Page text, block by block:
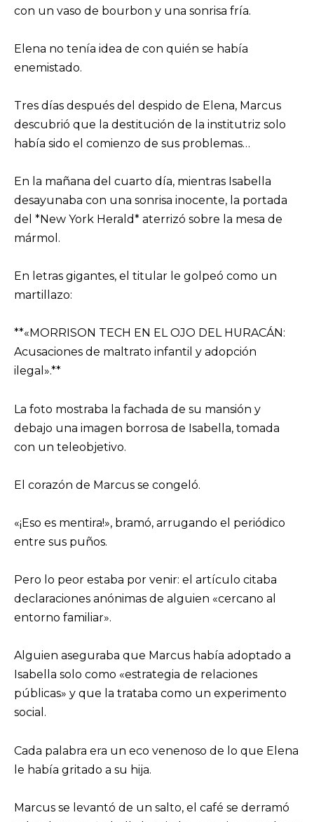
con un vaso de bourbon y una sonrisa fría.
Elena no tenía idea de con quién se había
enemistado.
Tres días después del despido de Elena, Marcus
descubrió que la destitución de la institutriz solo
había sido el comienzo de sus problemas…
En la mañana del cuarto día, mientras Isabella
desayunaba con una sonrisa inocente, la portada
del *New York Herald* aterrizó sobre la mesa de
mármol.
En letras gigantes, el titular le golpeó como un
martillazo:
**«MORRISON TECH EN EL OJO DEL HURACÁN:
Acusaciones de maltrato infantil y adopción
ilegal».**
La foto mostraba la fachada de su mansión y
debajo una imagen borrosa de Isabella, tomada
con un teleobjetivo.
El corazón de Marcus se congeló.
«¡Eso es mentira!», bramó, arrugando el periódico
entre sus puños.
Pero lo peor estaba por venir: el artículo citaba
declaraciones anónimas de alguien «cercano al
entorno familiar».
Alguien aseguraba que Marcus había adoptado a
Isabella solo como «estrategia de relaciones
públicas» y que la trataba como un experimento
social.
Cada palabra era un eco venenoso de lo que Elena
le había gritado a su hija.
Marcus se levantó de un salto, el café se derramó